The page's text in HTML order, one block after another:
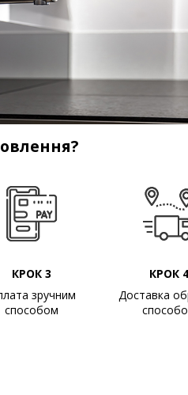
КРОК 3
зручним
способом
КРОК 4
Доставка